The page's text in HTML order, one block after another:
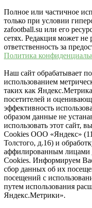
Полное или частичное
только при условии
zafootball.su или его
сетях. Редакция может не
ответственность за
Политика
Наш сайт обрабатывает
использованием
таких как
посетителей и
эффективность
образом данные не
использовать этот сайт,
Cookies ООО «Яндекс»
Толстого, д.16) и
аффилированным лицами
Cookies. Информируем
сбор данных об их
посещений с
путем использования
Яндекс.Метрики».